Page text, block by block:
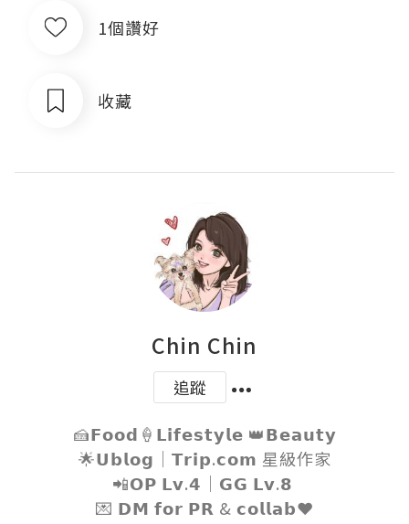
1個讚好
收藏
Chin Chin
追蹤
🍰𝗙𝗼𝗼𝗱🍦𝗟𝗶𝗳𝗲𝘀𝘁𝘆𝗹𝗲 👑𝗕𝗲𝗮𝘂𝘁𝘆
🌟𝗨𝗯𝗹𝗼𝗴｜𝗧𝗿𝗶𝗽.𝗰𝗼𝗺 星級作家
📲𝗢𝗣 𝗟𝘃.𝟰｜𝗚𝗚 𝗟𝘃.𝟴
💌 𝗗𝗠 𝗳𝗼𝗿 𝗣𝗥 & 𝗰𝗼𝗹𝗹𝗮𝗯❤️